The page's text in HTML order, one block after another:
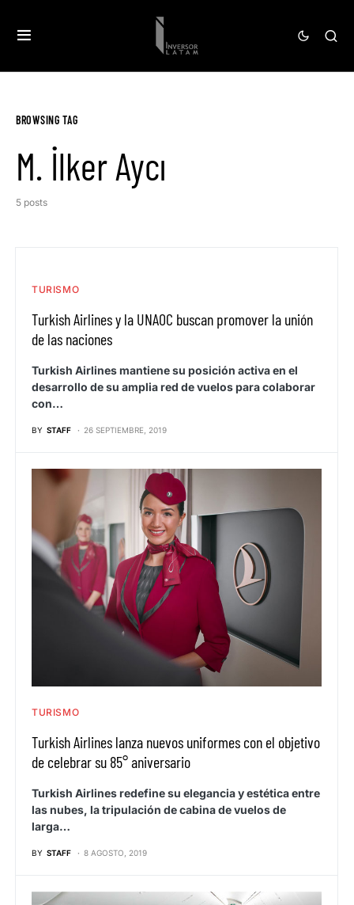
BROWSING TAG
M. İlker Aycı
5 posts
TURISMO
Turkish Airlines y la UNAOC buscan promover la unión
de las naciones
Turkish Airlines mantiene su posición activa en el
desarrollo de su amplia red de vuelos para colaborar
con…
BY STAFF 26 SEPTIEMBRE, 2019
TURISMO
Turkish Airlines lanza nuevos uniformes con el objetivo
de celebrar su 85° aniversario
Turkish Airlines redefine su elegancia y estética entre
las nubes, la tripulación de cabina de vuelos de
larga…
BY STAFF 8 AGOSTO, 2019